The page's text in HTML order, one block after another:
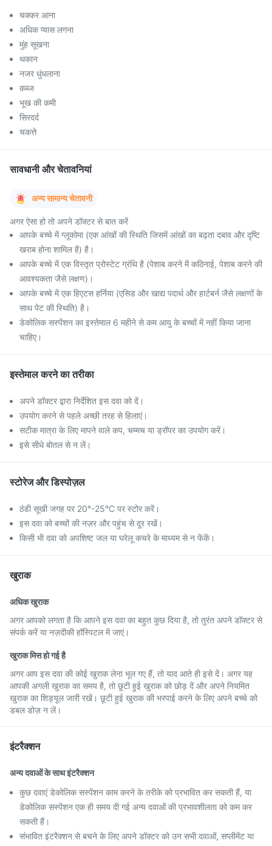
चक्कर आना
अधिक प्यास लगना
मुंह सूखना
थकान
नजर धुंधलाना
कब्ज
भूख की कमी
सिरदर्द
चकत्ते
सावधानी और चेतावनियां
अन्य सामान्य चेतावनी
अगर ऐसा हो तो अपने डॉक्टर से बात करें
आपके बच्चे में ग्लूकोमा (एक आंखों की स्थिति जिसमें आंखों का बढ़ता दबाव और दृष्टि
खराब होना शामिल है) है।
आपके बच्चे में एक विस्तृत प्रोस्टेट ग्रंथि है (पेशाब करने में कठिनाई, पेशाब करने की
आवश्यकता जैसे लक्षण)।
आपके बच्चे में एक हिएटस हर्निया (एसिड और खाद्य पदार्थ और हार्टबर्न जैसे लक्षणों के
साथ पेट की स्थिति) है।
डेकोलिक सस्पेंशन का इस्तेमाल 6 महीने से कम आयु के बच्चों में नहीं किया जाना
चाहिए।
इस्तेमाल करने का तरीका
अपने डॉक्टर द्वारा निर्देशित इस दवा को दें।
उपयोग करने से पहले अच्छी तरह से हिलाएं।
सटीक मात्रा के लिए मापने वाले कप, चम्मच या ड्रॉपर का उपयोग करें।
इसे सीधे बोतल से न लें।
स्टोरेज और डिस्पोज़ल
ठंडी सूखी जगह पर 20°-25°C पर स्टोर करें।
इस दवा को बच्चों की नज़र और पहुंच से दूर रखें।
किसी भी दवा को अपशिष्ट जल या घरेलू कचरे के माध्यम से न फेंकें।
खुराक
अधिक खुराक
अगर आपको लगता है कि आपने इस दवा का बहुत कुछ दिया है, तो तुरंत अपने डॉक्टर से
संपर्क करें या नज़दीकी हॉस्पिटल में जाएं।
खुराक मिस हो गई है
अगर आप इस दवा की कोई खुराक लेना भूल गए हैं, तो याद आते ही इसे दें। अगर यह
आपकी अगली खुराक का समय है, तो छूटी हुई खुराक को छोड़ दें और अपने नियमित
खुराक का शिड्यूल जारी रखें। छूटी हुई खुराक की भरपाई करने के लिए अपने बच्चे को
डबल डोज़ न लें।
इंटरैक्शन
अन्य दवाओं के साथ इंटरैक्शन
कुछ दवाएं डेकोलिक सस्पेंशन काम करने के तरीके को प्रभावित कर सकती हैं, या
डेकोलिक सस्पेंशन एक ही समय दी गई अन्य दवाओं की प्रभावशीलता को कम कर
सकती हैं।
संभावित इंटरैक्शन से बचने के लिए अपने डॉक्टर को उन सभी दवाओं, सप्लीमेंट या